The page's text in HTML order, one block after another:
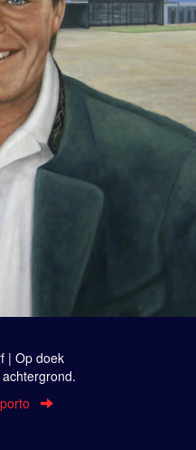
| Op doek